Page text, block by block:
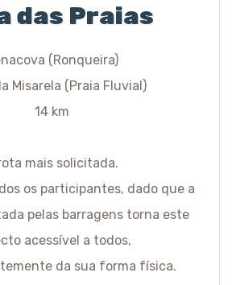
das Praias
(Ronqueira)
Misarela (Praia Fluvial)
14 km
mais solicitada.
os participantes, dado que a
pelas barragens torna este
acessível a todos,
da sua forma física.